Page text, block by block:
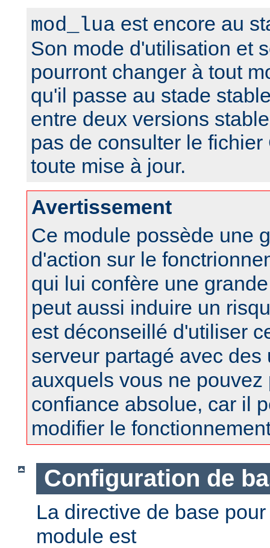
mod_lua est encore au
Son mode d'utilisation et
pourront changer à tout
qu'il passe au stade
entre deux versions
pas de consulter le
toute mise à jour.
Avertissement
Ce module possède une
d'action sur le
qui lui confère une
peut aussi induire un
est déconseillé d'utiliser
serveur partagé avec des
auxquels vous ne
confiance absolue, car il
modifier le
Configuration de
La directive de base
module est